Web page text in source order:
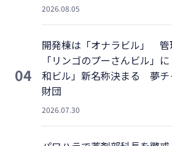
2026.08.05
04
開発棟は「オナラビル」 管
「リンゴのプーさんビル」
和ビル」新名称決まる 夢チ
財団
2026.07.30